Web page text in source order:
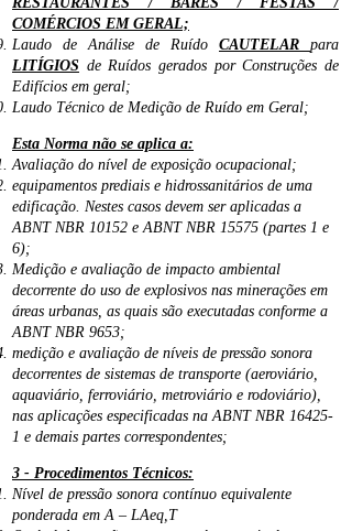
COMÉRCIOS EM GERAL;
Laudo de Análise de Ruído CAUTELAR para
LITÍGIOS de Ruídos gerados por Construções de
Edifícios em geral;
Laudo Técnico de Medição de Ruído em Geral;
Esta Norma não se aplica a:
Avaliação do nível de exposição ocupacional;
equipamentos prediais e hidrossanitários de uma
edificação. Nestes casos devem ser aplicadas a
ABNT NBR 10152 e ABNT NBR 15575 (partes 1 e
6);
Medição e avaliação de impacto ambiental
decorrente do uso de explosivos nas minerações em
áreas urbanas, as quais são executadas conforme a
ABNT NBR 9653;
medição e avaliação de níveis de pressão sonora
decorrentes de sistemas de transporte (aeroviário,
aquaviário, ferroviário, metroviário e rodoviário),
nas aplicações especificadas na ABNT NBR 16425-
1 e demais partes correspondentes;
3 - Procedimentos Técnicos:
Nível de pressão sonora contínuo equivalente
ponderada em A – LAeq,T